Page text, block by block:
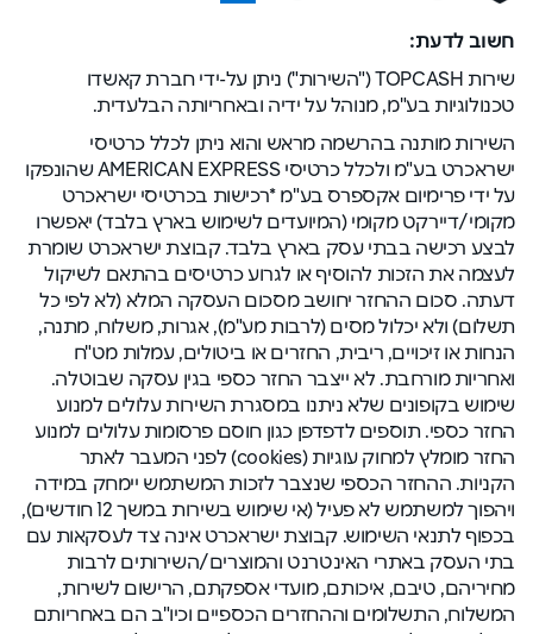
חשוב לדעת:
שירות TOPCASH ("השירות") ניתן על-ידי חברת קאשדו
טכנולוגיות בע"מ, מנוהל על ידיה ובאחריותה הבלעדית.
השירות מותנה בהרשמה מראש והוא ניתן לכלל כרטיסי
ישראכרט בע"מ ולכלל כרטיסי AMERICAN EXPRESS שהונפקו
על ידי פרימיום אקספרס בע"מ *רכישות בכרטיסי ישראכרט
מקומי/דיירקט מקומי (המיועדים לשימוש בארץ בלבד) יאפשרו
לבצע רכישה בבתי עסק בארץ בלבד. קבוצת ישראכרט שומרת
לעצמה את הזכות להוסיף או לגרוע כרטיסים בהתאם לשיקול
דעתה. סכום ההחזר יחושב מסכום העסקה המלא (לא לפי כל
תשלום) ולא יכלול מסים (לרבות מע"מ), אגרות, משלוח, מתנה,
הנחות או זיכויים, ריבית, החזרים או ביטולים, עמלות מט"ח
ואחריות מורחבת. לא ייצבר החזר כספי בגין עסקה שבוטלה.
שימוש בקופונים שלא ניתנו במסגרת השירות עלולים למנוע
החזר כספי. תוספים לדפדפן כגון חוסם פרסומות עלולים למנוע
החזר מומלץ למחוק עוגיות (cookies) לפני המעבר לאתר
הקניות. ההחזר הכספי שנצבר לזכות המשתמש יימחק במידה
ויהפוך למשתמש לא פעיל (אי שימוש בשירות במשך 12 חודשים),
בכפוף לתנאי השימוש. קבוצת ישראכרט אינה צד לעסקאות עם
בתי העסק באתרי האינטרנט והמוצרים/השירותים לרבות
מחיריהם, טיבם, איכותם, מועדי אספקתם, הרישום לשירות,
המשלוח, התשלומים וההחזרים הכספיים וכיו"ב הם באחריותם